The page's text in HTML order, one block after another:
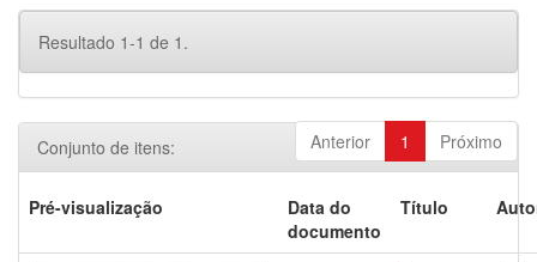
Resultado 1-1 de 1.
Anterior 1 Próximo
Conjunto de itens:
Pré-visualização
Data do
documento
Título